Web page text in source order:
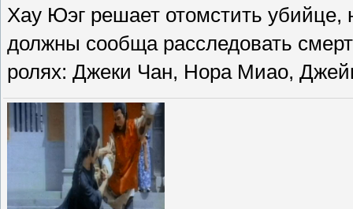
Хау Юэг решает отомстить убийце,
должны сообща расследовать
ролях: Джеки Чан, Нора Миао,